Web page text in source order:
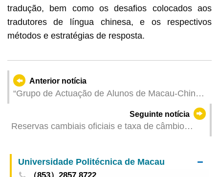
tradução, bem como os desafios colocados aos
tradutores de língua chinesa, e os respectivos
métodos e estratégias de resposta.
Anterior notícia
“Grupo de Actuação de Alunos de Macau-China”
realizou com sucesso espectáculos em Lisboa e
a DSEDJ efectuou intercâmbios com instituições
educativas de Portugal para promover o ensino
Seguinte notícia
Reservas cambiais oficiais e taxa de câmbio
Universidade Politécnica de Macau